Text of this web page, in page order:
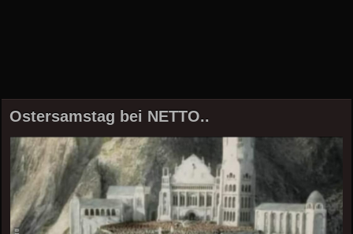
Ostersamstag bei NETTO..